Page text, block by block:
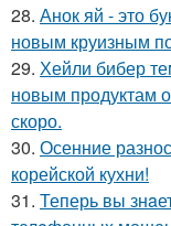
28. Анок яй - это
новым круизным
29. Хейли бибер
новым продуктам
скоро.
30. Осенние
корейской кухни!
31. Теперь вы